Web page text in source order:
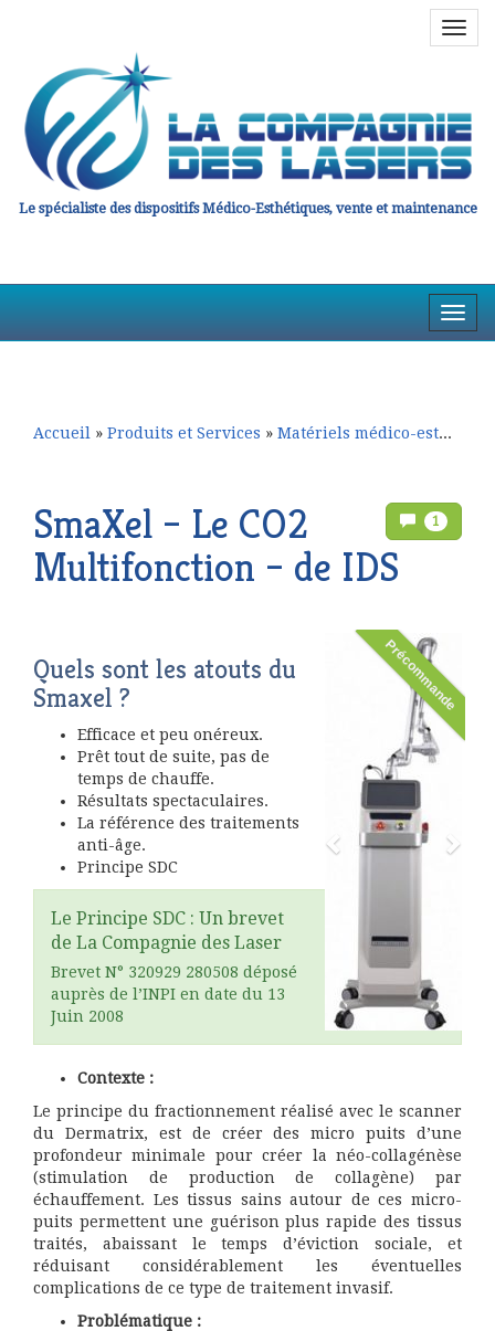
Le spécialiste des dispositifs Médico-Esthétiques, vente et maintenance
la
en
Accueil » Produits et Services » Matériels médico-esthétiques
1
SmaXel – Le CO2
Multifonction – de IDS
Précommande
Quels sont les atouts du
Smaxel ?
Efficace et peu onéreux.
Prêt tout de suite, pas de
temps de chauffe.
Résultats spectaculaires.
La référence des traitements
anti-âge.
Principe SDC
Le Principe SDC : Un brevet
de La Compagnie des Laser
Brevet N° 320929 280508 déposé
auprès de l’INPI en date du 13
Juin 2008
Contexte :
Le principe du fractionnement réalisé avec le scanner
du Dermatrix, est de créer des micro puits d’une
profondeur minimale pour créer la néo-collagénèse
(stimulation de production de collagène) par
échauffement. Les tissus sains autour de ces micro-
puits permettent une guérison plus rapide des tissus
traités, abaissant le temps d’éviction sociale, et
réduisant considérablement les éventuelles
complications de ce type de traitement invasif.
Problématique :